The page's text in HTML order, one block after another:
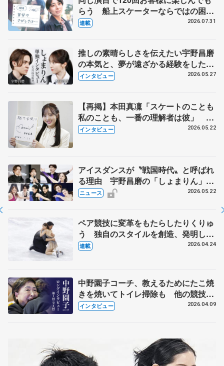
らう 船上スケーターならではの困難
とは 影響あったPIW前キャプテン松
連載 2026.07.31
推しの素晴らしさを伝えたい宇野昌磨
の本気と、夢が遠ざかる経験をした本
田真凜の覚悟
インタビュー 2026.05.27
【再掲】本田真凜「スケートのことも
私のことも、一番の理解者は彼」 引
退時の単独インタビューで語った競技
インタビュー 2026.05.22
アイスダンスが〝戦国時代〟と呼ばれ
る理由 宇野昌磨の「しょまりん」ら
実力者が相次いで参戦 国内の競争激
ニュース 2026.05.22
ペア競技に変革をもたらしたりくりゅ
う 独自のスタイルを創造、発明した
【引退発表後②】
連載 2026.04.24
中野園子コーチ、教えるためにたこ焼
きを焼いてトイレ掃除も 他の競技に
も通用するという坂本花織の筋肉
インタビュー 2026.04.09